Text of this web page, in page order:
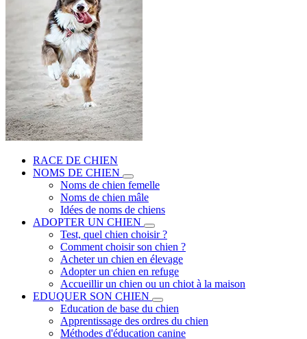
RACE DE CHIEN
NOMS DE CHIEN
Noms de chien femelle
Noms de chien mâle
Idées de noms de chiens
ADOPTER UN CHIEN
Test, quel chien choisir ?
Comment choisir son chien ?
Acheter un chien en élevage
Adopter un chien en refuge
Accueillir un chien ou un chiot à la maison
EDUQUER SON CHIEN
Education de base du chien
Apprentissage des ordres du chien
Méthodes d'éducation canine